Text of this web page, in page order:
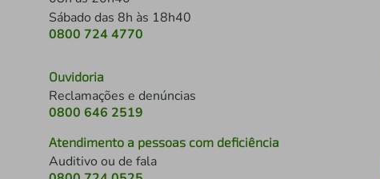
Sábado das 8h às 18h40
0800 724 4770
Ouvidoria
Reclamações e denúncias
0800 646 2519
Atendimento a pessoas com deficiência
Auditivo ou de fala